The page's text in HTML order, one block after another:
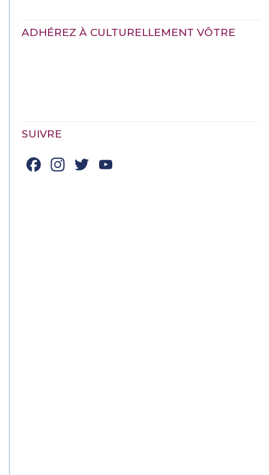
ADHÉREZ À CULTURELLEMENT VÔTRE
SUIVRE
Facebook
Instagram
Twitter